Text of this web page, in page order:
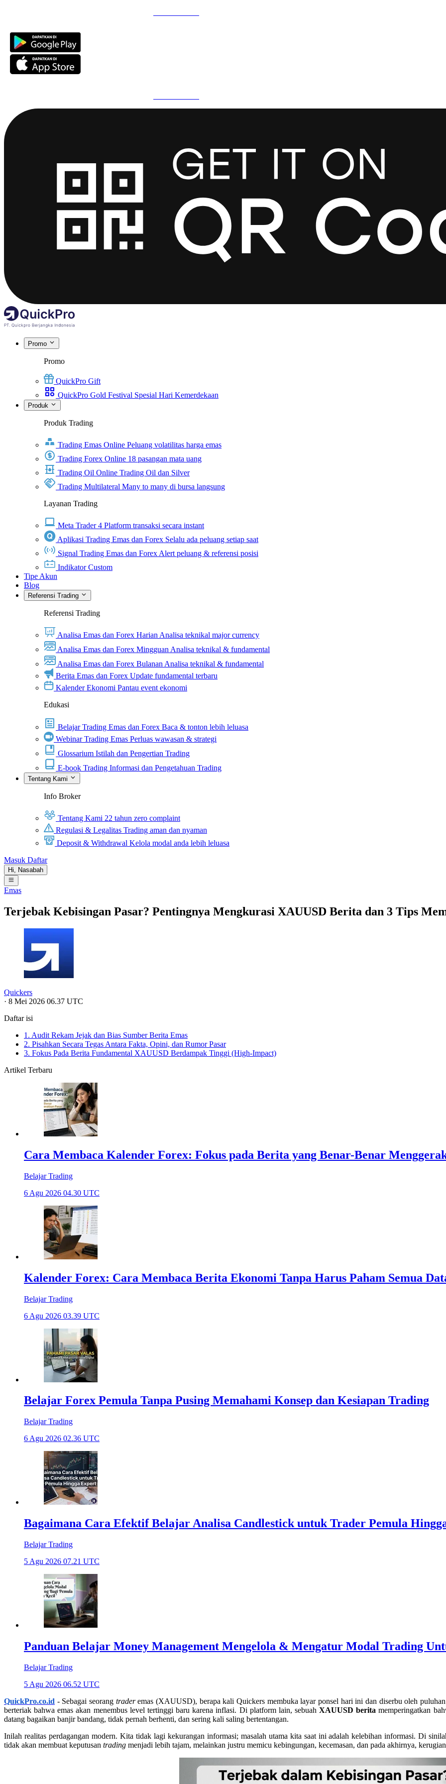
Promo
Promo
QuickPro Gift
QuickPro Gold Festival Spesial Hari Kemerdekaan
Produk
Produk Trading
Trading Emas Online Peluang volatilitas harga emas
Trading Forex Online 18 pasangan mata uang
Trading Oil Online Trading Oil dan Silver
Trading Multilateral Many to many di bursa langsung
Layanan Trading
Meta Trader 4 Platform transaksi secara instant
Aplikasi Trading Emas dan Forex Selalu ada peluang setiap saat
Signal Trading Emas dan Forex Alert peluang & referensi posisi
Indikator Custom
Tipe Akun
Blog
Referensi Trading
Referensi Trading
Analisa Emas dan Forex HarianAnalisa teknikal major currency
Analisa Emas dan Forex MingguanAnalisa teknikal & fundamental
Analisa Emas dan Forex BulananAnalisa teknikal & fundamental
Berita Emas dan Forex Update fundamental terbaru
Kalender Ekonomi Pantau event ekonomi
Edukasi
Belajar Trading Emas dan Forex Baca & tonton lebih leluasa
Webinar Trading Emas Perluas wawasan & strategi
Glossarium Istilah dan Pengertian Trading
E-book Trading Informasi dan Pengetahuan Trading
Tentang Kami
Info Broker
Tentang Kami 22 tahun zero complaint
Regulasi & Legalitas Trading aman dan nyaman
Deposit & Withdrawal Kelola modal anda lebih leluasa
Masuk Daftar
Hi, Nasabah
Emas
Terjebak Kebisingan Pasar? Pentingnya Mengkurasi XAUUSD Berita dan 3 Tips
Quickers
· 8 Mei 2026 06.37 UTC
Daftar isi
1. Audit Rekam Jejak dan Bias Sumber Berita Emas
2. Pisahkan Secara Tegas Antara Fakta, Opini, dan Rumor Pasar
3. Fokus Pada Berita Fundamental XAUUSD Berdampak Tinggi (High-Impact)
Artikel Terbaru
Cara Membaca Kalender Forex: Fokus pada Berita yang Benar-Benar
Belajar Trading
6 Agu 2026 04.30 UTC
Kalender Forex: Cara Membaca Berita Ekonomi Tanpa Harus Paham Semua
Belajar Trading
6 Agu 2026 03.39 UTC
Belajar Forex Pemula Tanpa Pusing Memahami Konsep dan Kesiapan Trading
Belajar Trading
6 Agu 2026 02.36 UTC
Bagaimana Cara Efektif Belajar Analisa Candlestick untuk Trader Pemula
Belajar Trading
5 Agu 2026 07.21 UTC
Panduan Belajar Money Management Mengelola & Mengatur Modal Trading
Belajar Trading
5 Agu 2026 06.52 UTC
QuickPro.co.id - Sebagai seorang trader emas (XAUUSD), berapa kali Quickers membuka layar ponsel hari ini dan diserbu oleh
berteriak bahwa emas akan menembus level tertinggi baru karena inflasi. Di platform lain, sebuahXAUUSD berita memperingatkan
datang bagaikan banjir bandang, tidak pernah berhenti, dan sering kali saling bertentangan.
Inilah realitas perdagangan modern. Kita tidak lagi kekurangan informasi; masalah utama kita saat ini adalah kelebihan informasi. Di
tidak akan membuat keputusan trading menjadi lebih tajam, melainkan justru memicu kebingungan, kecemasan, dan pada akhirnya,